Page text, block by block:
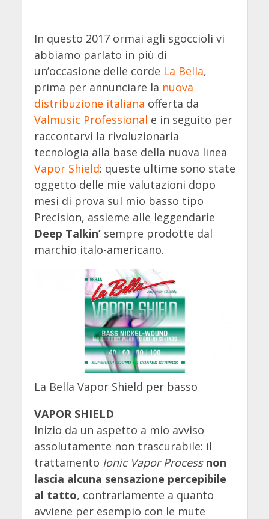
In questo 2017 ormai agli sgoccioli vi
abbiamo parlato in più di
un’occasione delle corde La Bella,
prima per annunciare la nuova
distribuzione italiana offerta da
Valmusic Professional e in seguito per
raccontarvi la rivoluzionaria
tecnologia alla base della nuova linea
Vapor Shield: queste ultime sono state
oggetto delle mie valutazioni dopo
mesi di prova sul mio basso tipo
Precision, assieme alle leggendarie
Deep Talkin’sempre prodotte dal
marchio italo-americano.
La Bella Vapor Shield per basso
VAPOR SHIELD
Inizio da un aspetto a mio avviso
assolutamente non trascurabile: il
trattamento Ionic Vapor Process non
lascia alcuna sensazione percepibile
al tatto, contrariamente a quanto
avviene per esempio con le mute